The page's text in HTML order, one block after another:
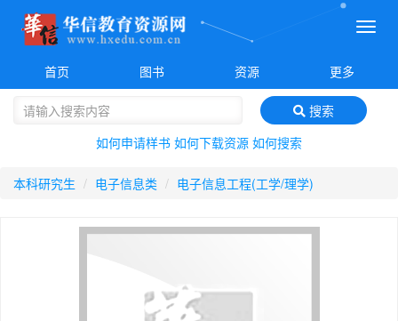
菜
首页
图书 资源 更多
搜索
如何申请样书 如何下载资源 如何搜索
本科研究生 电子信息类 电子信息工程(工学/理学)